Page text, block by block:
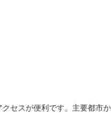
セスが便利です。主要都市